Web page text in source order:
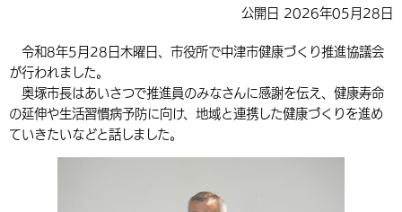
言語を選択
英語（English） 中国語（簡体字）
中国語（繁体字）
保険・年金
福祉・介護 健康・予防
税金
環境・衛生 生涯学習・スポーツ・人権
外国人の方向け情報
入札・契約 産業・雇用
農林水産業 税金
都市整備
子育て・教育
施設情報 子どもを預ける
手当・助成 健康・医療
観光・移住
観光なび
四季のイベント・祭り
市政情報
広報・広聴
公開日 2026年05月28日
令和8年5月28日木曜日、市役所で中津市健康づくり推進協議会
が行われました。
奥塚市長はあいさつで推進員のみなさんに感謝を伝え、健康寿命
の延伸や生活習慣病予防に向け、地域と連携した健康づくりを進め
ていきたいなどと話しました。